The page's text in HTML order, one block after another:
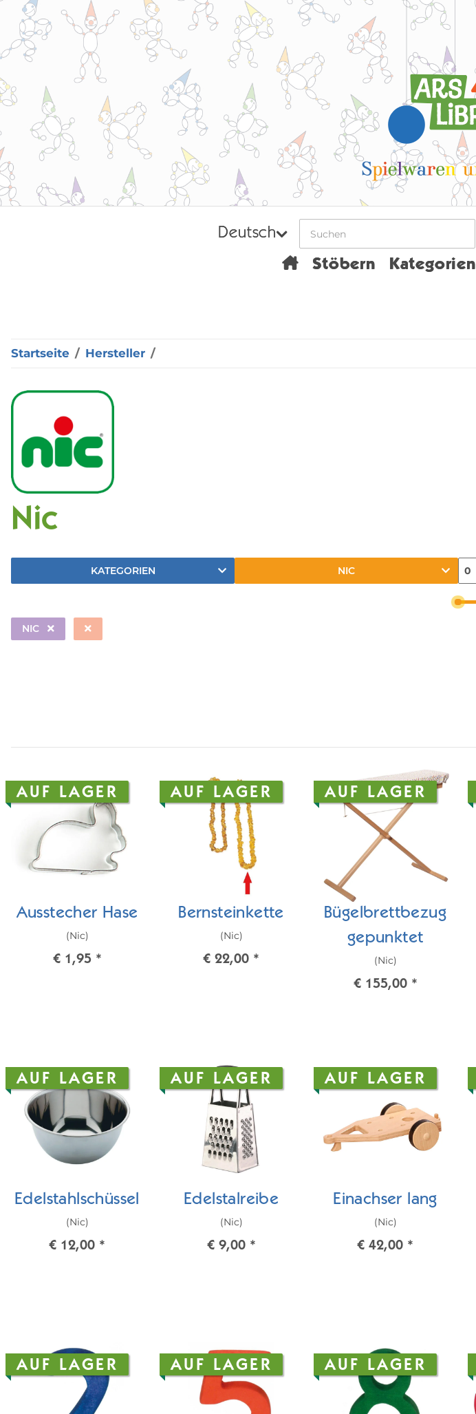
Deutsch
Home
Stöbern Kategorien
Startseite Hersteller
Nic
KATEGORIEN NIC
NIC
AUF LAGER
Ausstecher Hase
(Nic)
€ 1,95 *
AUF LAGER
Bernsteinkette
(Nic)
€ 22,00 *
AUF LAGER
Bügelbrettbezug
gepunktet
(Nic)
€ 155,00 *
AUF LAGER
Edelstahlschüssel
(Nic)
€ 12,00 *
AUF LAGER
Edelstalreibe
(Nic)
€ 9,00 *
AUF LAGER
Einachser lang
(Nic)
€ 42,00 *
AUF LAGER AUF LAGER AUF LAGER